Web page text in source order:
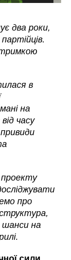
два роки,
в
на
часу
про
шанси на